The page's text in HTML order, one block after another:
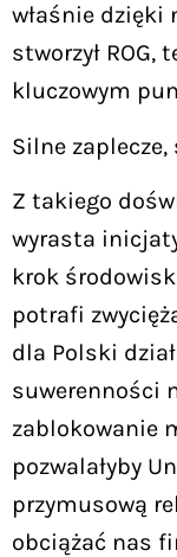
właśnie dzięki
stworzył
kluczowym
Silne
Z takiego
wyrasta
krok
potrafi
dla Polski
suwerenności
zablokowanie
pozwalałyby
przymusową
obciążać nas